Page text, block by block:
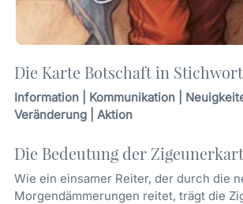
Die Karte Botschaft in
Information | Kommunikation |
Veränderung | Aktion
Die Bedeutung der
Wie ein einsamer Reiter, der durch die
Morgendämmerungen reitet, trägt die